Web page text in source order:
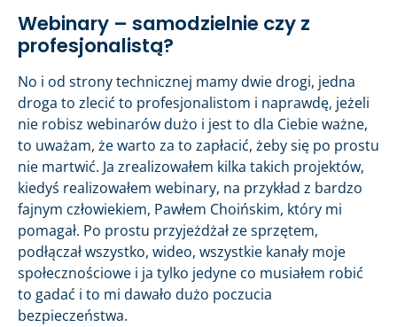
Webinary – samodzielnie czy z
profesjonalistą?
No i od strony technicznej mamy dwie drogi, jedna
droga to zlecić to profesjonalistom i naprawdę, jeżeli
nie robisz webinarów dużo i jest to dla Ciebie ważne,
to uważam, że warto za to zapłacić, żeby się po prostu
nie martwić. Ja zrealizowałem kilka takich projektów,
kiedyś realizowałem webinary, na przykład z bardzo
fajnym człowiekiem, Pawłem Choińskim, który mi
pomagał. Po prostu przyjeżdżał ze sprzętem,
podłączał wszystko, wideo, wszystkie kanały moje
społecznościowe i ja tylko jedyne co musiałem robić
to gadać i to mi dawało dużo poczucia
bezpieczeństwa.